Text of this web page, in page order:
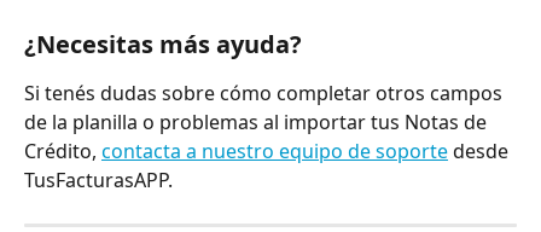
¿Necesitas más ayuda?
Si tenés dudas sobre cómo completar otros campos
de la planilla o problemas al importar tus Notas de
Crédito, contacta a nuestro equipo de soporte desde
TusFacturasAPP.